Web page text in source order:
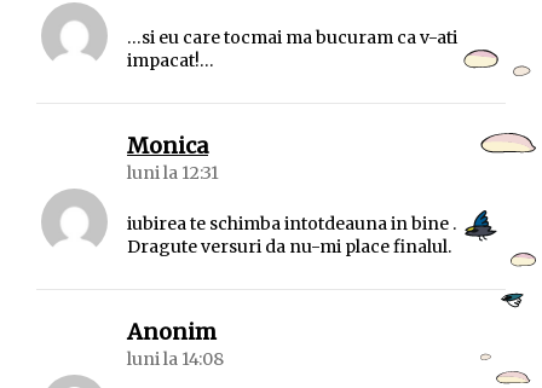
…si eu care tocmai ma bucuram ca v-ati
impacat!…
Monicaspune:
luni la 12:31
iubirea te schimba intotdeauna in bine .
Dragute versuri da nu-mi place finalul.
Anonimspune:
luni la 14:08